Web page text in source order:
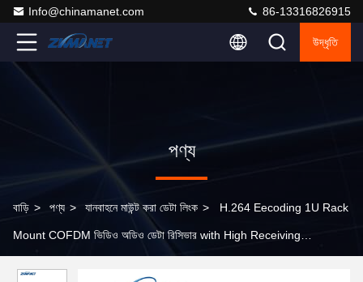
Info@chinamanet.com 86-13316826915
উদ্ধৃতি
পণ্য
বাড়ি > পণ্য > যানবাহনে মাউন্ট করা ডেটা লিংক > H.264 Eecoding 1U Rack
Mount COFDM ভিডিও অডিও ডেটা রিসিভার with High Receiving